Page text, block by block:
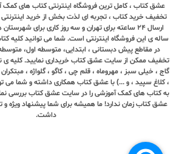
عشق کتاب ، کامل ترین فروشگاه اینترنتی کتاب های کمک
تخفیف خرید کتاب ، تجربه ای لذت بخش از خرید اینترنتی
ارسال ٢٤ ساعته برای تهران و سه روز کاری برای
ساله ی این فروشگاه اینترنتی است. شما می توانید کلیه
در مقاطع پیش دبستانی ، ابتدایی، متوسطه اول،
تخفیف ممکن از سایت عشق کتاب خریداری نمایید. کلیه ی
گاج ، خیلی سبز ، مهروماه ، قلم چی ، کاگو ، گلواژه ،
، کلاغ سپید ، و ...) با عشق کتاب همکاری داشته و شما می
به کتاب های کمک آموزشی را در سایت عشق کتاب بررسی
عشق کتاب زمان ندارد! ما همیشه برای شما پیشنهاد ویژه
داشت.